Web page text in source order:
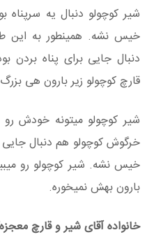
شیر کوچولو دنبال یه سرپناه
خیس نشه. همینطور به این
دنبال جایی برای پناه بردن
قارچ کوچولو زیر بارون هی
شیر کوچولو میتونه خودش
خرگوش کوچولو هم دنبال جایی
خیس نشه. شیر کوچولو رو
بارون بهش نمیخوره.
خانواده آقای شیر و قارچ